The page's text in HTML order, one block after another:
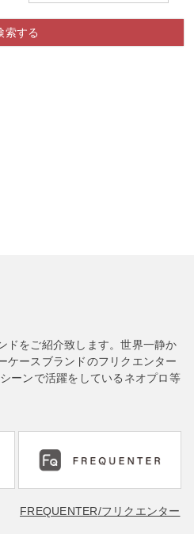
索する
ドをご紹介致します。世界一静か
ケースブランドのフリクエンター
ーンで活躍をしているネオプロ等
FREQUENTER/フリクエンター